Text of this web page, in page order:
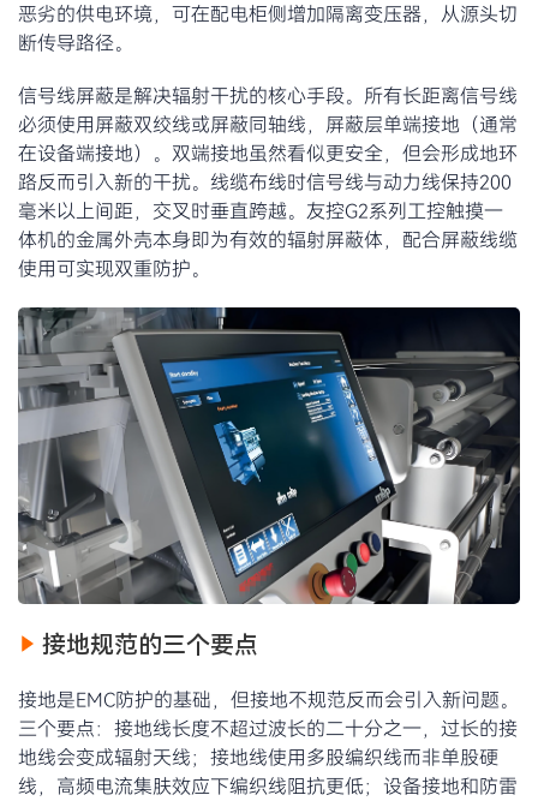
恶劣的供电环境，可在配电柜侧增加隔离变压器，从源头切
断传导路径。
信号线屏蔽是解决辐射干扰的核心手段。所有长距离信号线
必须使用屏蔽双绞线或屏蔽同轴线，屏蔽层单端接地（通常
在设备端接地）。双端接地虽然看似更安全，但会形成地环
路反而引入新的干扰。线缆布线时信号线与动力线保持200
毫米以上间距，交叉时垂直跨越。友控G2系列工控触摸一
体机的金属外壳本身即为有效的辐射屏蔽体，配合屏蔽线缆
使用可实现双重防护。
接地规范的三个要点
接地是EMC防护的基础，但接地不规范反而会引入新问题。
三个要点：接地线长度不超过波长的二十分之一，过长的接
地线会变成辐射天线；接地线使用多股编织线而非单股硬
线，高频电流集肤效应下编织线阻抗更低；设备接地和防雷